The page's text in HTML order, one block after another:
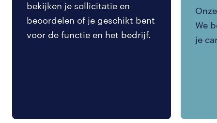
bekijken je sollicitatie en
beoordelen of je geschikt bent
voor de functie en het bedrijf.
We
je